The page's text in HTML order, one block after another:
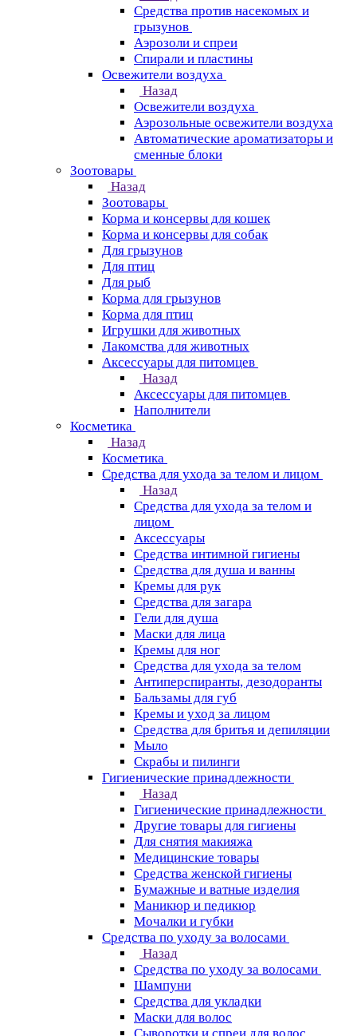
Средства против насекомых и
грызунов
Аэрозоли и спреи
Спирали и пластины
Освежители воздуха
Назад
Освежители воздуха
Аэрозольные освежители воздуха
Автоматические ароматизаторы и
сменные блоки
Зоотовары
Назад
Зоотовары
Корма и консервы для кошек
Корма и консервы для собак
Для грызунов
Для птиц
Для рыб
Корма для грызунов
Корма для птиц
Игрушки для животных
Лакомства для животных
Аксессуары для питомцев
Назад
Аксессуары для питомцев
Наполнители
Косметика
Назад
Косметика
Средства для ухода за телом и лицом
Назад
Средства для ухода за телом и
лицом
Аксессуары
Средства интимной гигиены
Средства для душа и ванны
Кремы для рук
Средства для загара
Гели для душа
Маски для лица
Кремы для ног
Средства для ухода за телом
Антиперспиранты, дезодоранты
Бальзамы для губ
Кремы и уход за лицом
Средства для бритья и депиляции
Мыло
Скрабы и пилинги
Гигиенические принадлежности
Назад
Гигиенические принадлежности
Другие товары для гигиены
Для снятия макияжа
Медицинские товары
Средства женской гигиены
Бумажные и ватные изделия
Маникюр и педикюр
Мочалки и губки
Средства по уходу за волосами
Назад
Средства по уходу за волосами
Шампуни
Средства для укладки
Маски для волос